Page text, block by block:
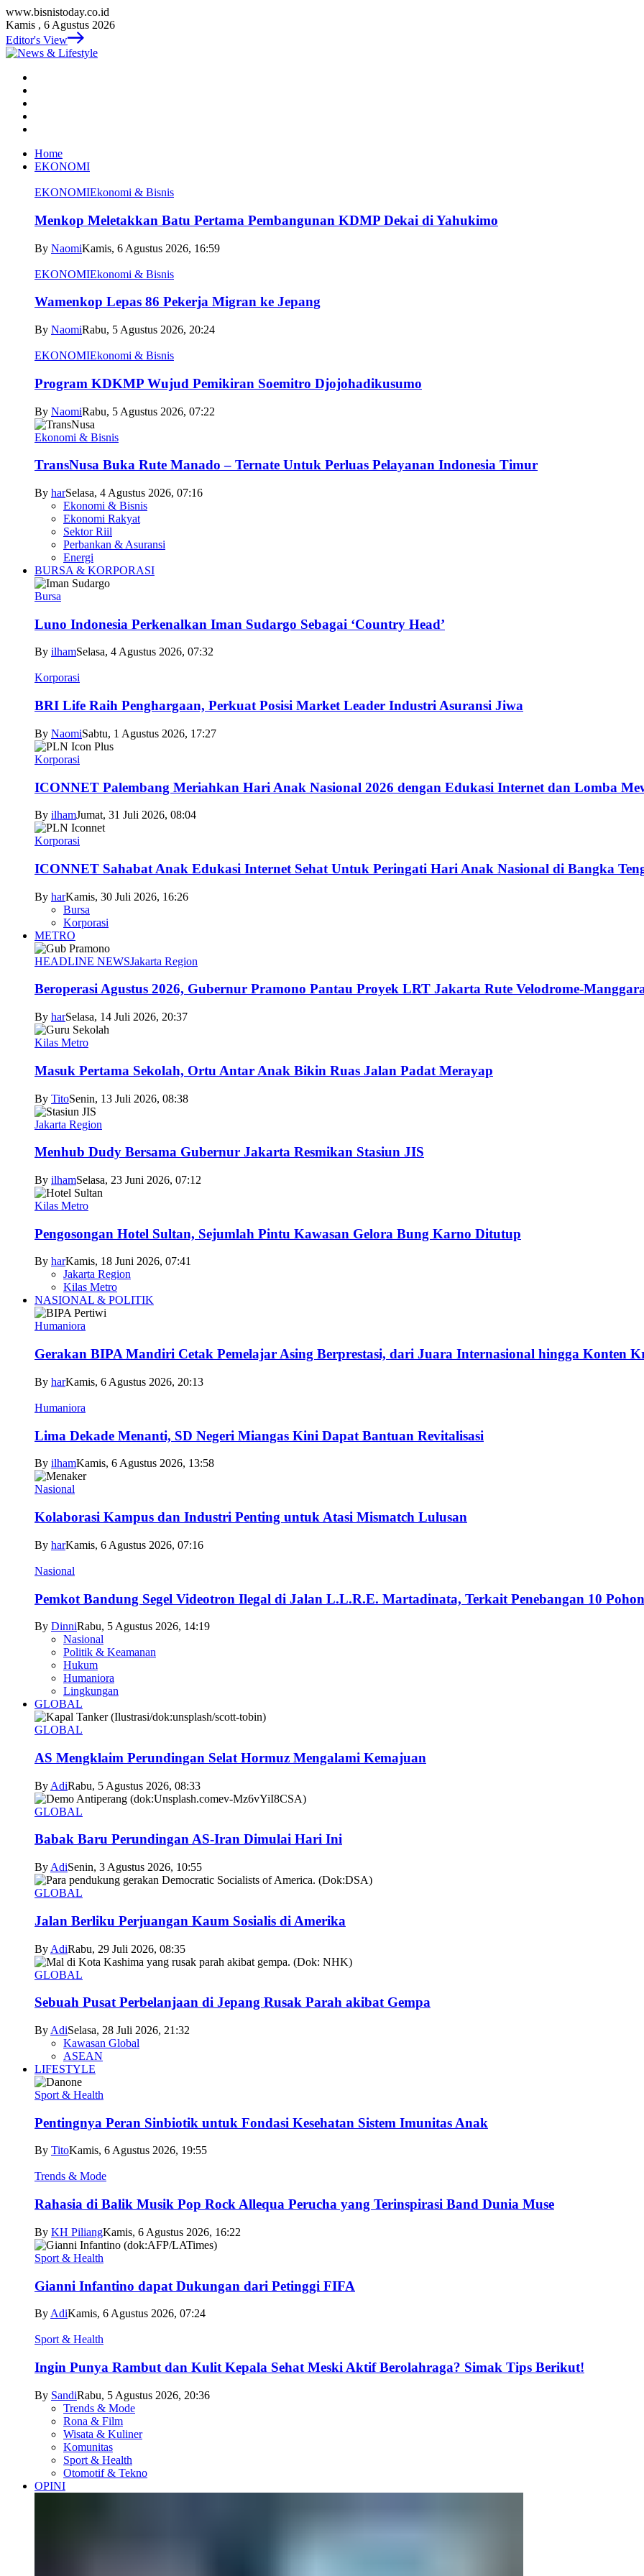
www.bisnistoday.co.id
Kamis , 6 Agustus 2026
Editor's View
Home
EKONOMI
EKONOMIEkonomi & Bisnis
Menkop Meletakkan Batu Pertama Pembangunan KDMP Dekai di Yahukimo
By NaomiKamis, 6 Agustus 2026, 16:59
EKONOMIEkonomi & Bisnis
Wamenkop Lepas 86 Pekerja Migran ke Jepang
By NaomiRabu, 5 Agustus 2026, 20:24
EKONOMIEkonomi & Bisnis
Program KDKMP Wujud Pemikiran Soemitro Djojohadikusumo
By NaomiRabu, 5 Agustus 2026, 07:22
Ekonomi & Bisnis
TransNusa Buka Rute Manado – Ternate Untuk Perluas Pelayanan Indonesia Timur
By harSelasa, 4 Agustus 2026, 07:16
Ekonomi & Bisnis
Ekonomi Rakyat
Sektor Riil
Perbankan & Asuransi
Energi
BURSA & KORPORASI
Bursa
Luno Indonesia Perkenalkan Iman Sudargo Sebagai ‘Country Head’
By ilhamSelasa, 4 Agustus 2026, 07:32
Korporasi
BRI Life Raih Penghargaan, Perkuat Posisi Market Leader Industri Asuransi Jiwa
By NaomiSabtu, 1 Agustus 2026, 17:27
Korporasi
ICONNET Palembang Meriahkan Hari Anak Nasional 2026 dengan Edukasi Internet dan Lomba
By ilhamJumat, 31 Juli 2026, 08:04
Korporasi
ICONNET Sahabat Anak Edukasi Internet Sehat Untuk Peringati Hari Anak Nasional di Bangka
By harKamis, 30 Juli 2026, 16:26
Bursa
Korporasi
METRO
HEADLINE NEWSJakarta Region
Beroperasi Agustus 2026, Gubernur Pramono Pantau Proyek LRT Jakarta Rute Velodrome-
By harSelasa, 14 Juli 2026, 20:37
Kilas Metro
Masuk Pertama Sekolah, Ortu Antar Anak Bikin Ruas Jalan Padat Merayap
By TitoSenin, 13 Juli 2026, 08:38
Jakarta Region
Menhub Dudy Bersama Gubernur Jakarta Resmikan Stasiun JIS
By ilhamSelasa, 23 Juni 2026, 07:12
Kilas Metro
Pengosongan Hotel Sultan, Sejumlah Pintu Kawasan Gelora Bung Karno Ditutup
By harKamis, 18 Juni 2026, 07:41
Jakarta Region
Kilas Metro
NASIONAL & POLITIK
Humaniora
Gerakan BIPA Mandiri Cetak Pemelajar Asing Berprestasi, dari Juara Internasional hingga Konten
By harKamis, 6 Agustus 2026, 20:13
Humaniora
Lima Dekade Menanti, SD Negeri Miangas Kini Dapat Bantuan Revitalisasi
By ilhamKamis, 6 Agustus 2026, 13:58
Nasional
Kolaborasi Kampus dan Industri Penting untuk Atasi Mismatch Lulusan
By harKamis, 6 Agustus 2026, 07:16
Nasional
Pemkot Bandung Segel Videotron Ilegal di Jalan L.L.R.E. Martadinata, Terkait Penebangan 10 Pohon
By DinniRabu, 5 Agustus 2026, 14:19
Nasional
Politik & Keamanan
Hukum
Humaniora
Lingkungan
GLOBAL
GLOBAL
AS Mengklaim Perundingan Selat Hormuz Mengalami Kemajuan
By AdiRabu, 5 Agustus 2026, 08:33
GLOBAL
Babak Baru Perundingan AS-Iran Dimulai Hari Ini
By AdiSenin, 3 Agustus 2026, 10:55
GLOBAL
Jalan Berliku Perjuangan Kaum Sosialis di Amerika
By AdiRabu, 29 Juli 2026, 08:35
GLOBAL
Sebuah Pusat Perbelanjaan di Jepang Rusak Parah akibat Gempa
By AdiSelasa, 28 Juli 2026, 21:32
Kawasan Global
ASEAN
LIFESTYLE
Sport & Health
Pentingnya Peran Sinbiotik untuk Fondasi Kesehatan Sistem Imunitas Anak
By TitoKamis, 6 Agustus 2026, 19:55
Trends & Mode
Rahasia di Balik Musik Pop Rock Allequa Perucha yang Terinspirasi Band Dunia Muse
By KH PiliangKamis, 6 Agustus 2026, 16:22
Sport & Health
Gianni Infantino dapat Dukungan dari Petinggi FIFA
By AdiKamis, 6 Agustus 2026, 07:24
Sport & Health
Ingin Punya Rambut dan Kulit Kepala Sehat Meski Aktif Berolahraga? Simak Tips Berikut!
By SandiRabu, 5 Agustus 2026, 20:36
Trends & Mode
Rona & Film
Wisata & Kuliner
Komunitas
Sport & Health
Otomotif & Tekno
OPINI